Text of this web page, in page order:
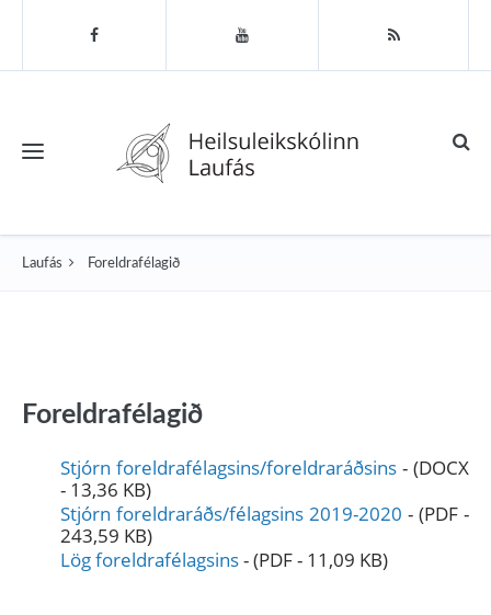
Toggle navigation
Laufás Foreldrafélagið
Foreldrafélagið
Stjórn foreldrafélagsins/foreldraráðsins - (DOCX
- 13,36 KB)
Stjórn foreldraráðs/félagsins 2019-2020 - (PDF -
243,59 KB)
Lög foreldrafélagsins-(PDF - 11,09 KB)